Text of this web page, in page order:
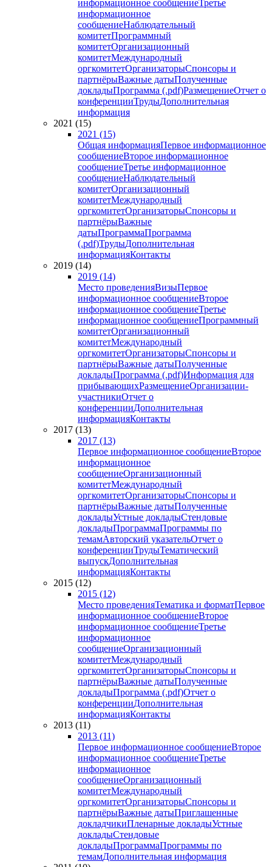
информационное сообщениеТретье
информационное
сообщениеНаблюдательный
комитетПрограммный
комитетОрганизационный
комитетМеждународный
оргкомитетОрганизаторыСпонсоры и
партнёрыВажные датыПолученные
докладыПрограмма (.pdf)РазмещениеОтчет о
конференцииТрудыДополнительная
информация
2021 (15)
2021 (15)
Общая информацияПервое информационное
сообщениеВторое информационное
сообщениеТретье информационное
сообщениеНаблюдательный
комитетОрганизационный
комитетМеждународный
оргкомитетОрганизаторыСпонсоры и
партнёрыВажные
датыПрограммаПрограмма
(.pdf)ТрудыДополнительная
информацияКонтакты
2019 (14)
2019 (14)
Место проведенияВизыПервое
информационное сообщениеВторое
информационное сообщениеТретье
информационное сообщениеПрограммный
комитетОрганизационный
комитетМеждународный
оргкомитетОрганизаторыСпонсоры и
партнёрыВажные датыПолученные
докладыПрограмма (.pdf)Информация для
прибывающихРазмещениеОрганизации-
участникиОтчет о
конференцииДополнительная
информацияКонтакты
2017 (13)
2017 (13)
Первое информационное сообщениеВторое
информационное
сообщениеОрганизационный
комитетМеждународный
оргкомитетОрганизаторыСпонсоры и
партнёрыВажные датыПолученные
докладыУстные докладыСтендовые
докладыПрограммаПрограммы по
темамАвторский указательОтчет о
конференцииТрудыТематический
выпускДополнительная
информацияКонтакты
2015 (12)
2015 (12)
Место проведенияТематика и форматПервое
информационное сообщениеВторое
информационное сообщениеТретье
информационное
сообщениеОрганизационный
комитетМеждународный
оргкомитетОрганизаторыСпонсоры и
партнёрыВажные датыПолученные
докладыПрограмма (.pdf)Отчет о
конференцииДополнительная
информацияКонтакты
2013 (11)
2013 (11)
Первое информационное сообщениеВторое
информационное сообщениеТретье
информационное
сообщениеОрганизационный
комитетМеждународный
оргкомитетОрганизаторыСпонсоры и
партнёрыВажные датыПриглашенные
докладчикиПленарные докладыУстные
докладыСтендовые
докладыПрограммаПрограммы по
темамДополнительная информация